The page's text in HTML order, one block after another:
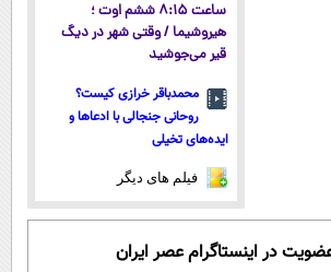
ساعت ۸:۱۵ ششم اوت ؛
هیروشیما / وقتی شهر در دیگ
قیر می‌جوشید
محمدباقر خرازی کیست؟
روحانی جنجالی با ادعاها و
ایده‌های تخیلی
فیلم های دیگر
در اینستاگرام عصر ایران